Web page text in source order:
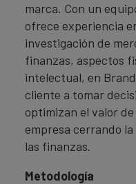
marca. Con un
ofrece experiencia
investigación de
finanzas, aspectos
intelectual, en
cliente a tomar
optimizan el valor
empresa cerrando
las finanzas.
Metodología